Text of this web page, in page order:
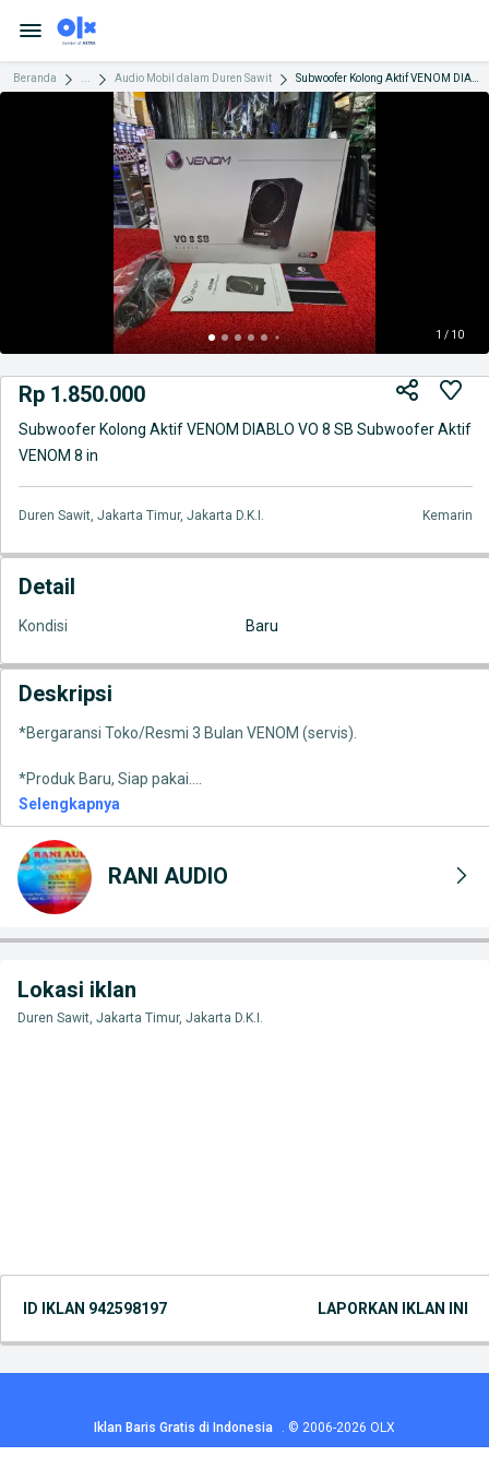
Beranda Audio Mobil dalam Duren Sawit
1 / 10
Rp 1.850.000
Subwoofer Kolong Aktif VENOM DIABLO VO 8 SB Subwoofer Aktif
VENOM 8 in
Duren Sawit, Jakarta Timur, Jakarta D.K.I. Kemarin
Detail
Kondisi Baru
Deskripsi
*Bergaransi Toko/Resmi 3 Bulan VENOM (servis).
*Produk Baru, Siap pakai.
Selengkapnya
RANI AUDIO
Lokasi iklan
Duren Sawit, Jakarta Timur, Jakarta D.K.I.
ID IKLAN 942598197 LAPORKAN IKLAN INI
Iklan Baris Gratis di Indonesia . © 2006-2026 OLX